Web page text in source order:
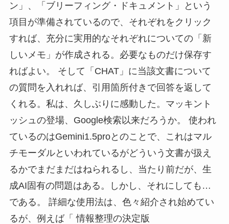
ン」、「ブリーフィング・ドキュメント」という
項目が準備されているので、それぞれをクリック
すれば、充分に実用的なそれぞれについての「新
しいメモ」が作成される。必要なものだけ保存す
ればよい。 そして「CHAT」に当該文書について
の質問を入れれば、引用箇所付きで回答を返して
くれる。私は、久しぶりに感動した。マッキント
ッシュの登場、Google検索以来だろうか。 使われ
ているのはGemini1.5proとのことで、これはマル
チモーダルといわれているがどういう文書が扱え
るかでまだまだはねられるし、当たり前だが、生
成AI固有の問題はある。しかし、それにしても…
である。 詳細な使用法は、色々紹介され始めてい
るが、例えば「 情報整理の決定版